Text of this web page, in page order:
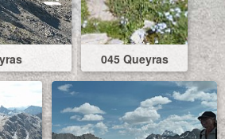
045 Queyras